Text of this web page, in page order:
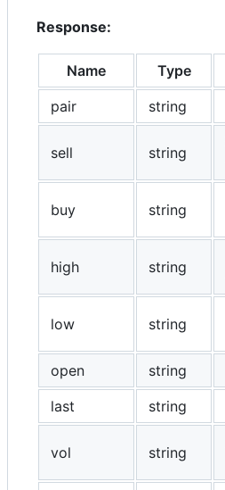
Response:
Name Type
pair
string
sell string
buy string
high string
low string
open
string
last
string
vol string